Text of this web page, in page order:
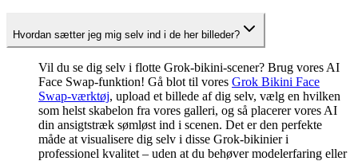
Hvordan sætter jeg mig selv ind i de her billeder?
Vil du se dig selv i flotte Grok-bikini-scener? Brug vores AI
Face Swap-funktion! Gå blot til vores Grok Bikini Face
Swap-værktøj, upload et billede af dig selv, vælg en hvilken
som helst skabelon fra vores galleri, og så placerer vores AI
din ansigtstræk sømløst ind i scenen. Det er den perfekte
måde at visualisere dig selv i disse Grok-bikinier i
professionel kvalitet – uden at du behøver modelerfaring eller